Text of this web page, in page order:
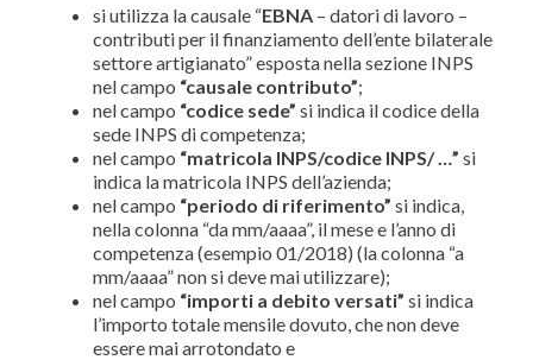
si utilizza la causale “EBNA – datori di lavoro –
contributi per il finanziamento dell’ente bilaterale
settore artigianato” esposta nella sezione INPS
nel campo “causale contributo”;
nel campo “codice sede” si indica il codice della
sede INPS di competenza;
nel campo “matricola INPS/codice INPS/ …” si
indica la matricola INPS dell’azienda;
nel campo “periodo di riferimento” si indica,
nella colonna “da mm/aaaa”, il mese e l’anno di
competenza (esempio 01/2018) (la colonna “a
mm/aaaa” non si deve mai utilizzare);
nel campo “importi a debito versati” si indica
l’importo totale mensile dovuto, che non deve
essere mai arrotondato e